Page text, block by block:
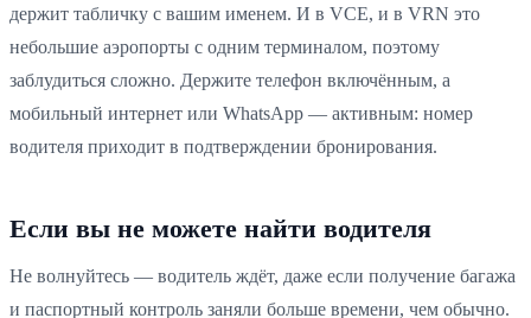
держит табличку с вашим именем. И в VCE, и в VRN это
небольшие аэропорты с одним терминалом, поэтому
заблудиться сложно. Держите телефон включённым, а
мобильный интернет или WhatsApp — активным: номер
водителя приходит в подтверждении бронирования.
Если вы не можете найти водителя
Не волнуйтесь — водитель ждёт, даже если получение багажа
и паспортный контроль заняли больше времени, чем обычно.